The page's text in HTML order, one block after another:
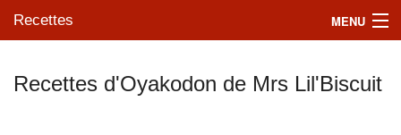
Recettes MENU
Recettes d'Oyakodon de Mrs Lil'Biscuit